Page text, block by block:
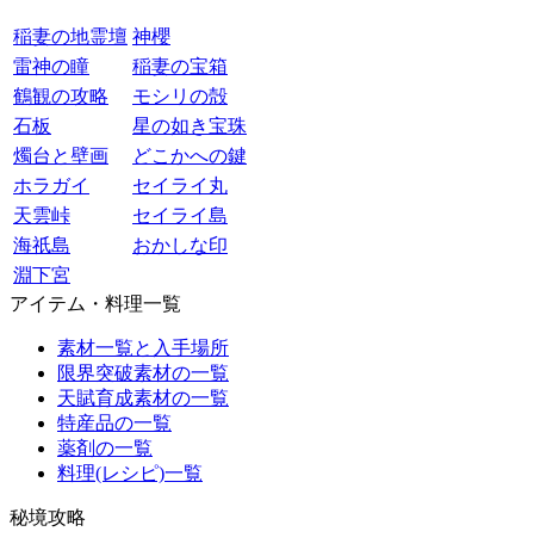
稲妻の地霊壇 神櫻
雷神の瞳
稲妻の宝箱
鶴観の攻略
モシリの殻
石板
星の如き宝珠
燭台と壁画
どこかへの鍵
ホラガイ
セイライ丸
天雲峠
セイライ島
海祇島
おかしな印
淵下宮
アイテム・料理一覧
素材一覧と入手場所
限界突破素材の一覧
天賦育成素材の一覧
特産品の一覧
薬剤の一覧
料理(レシピ)一覧
秘境攻略